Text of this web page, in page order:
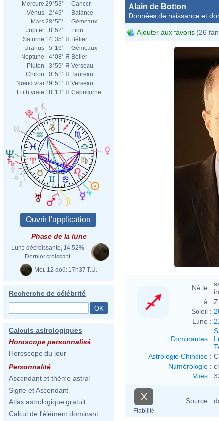
Mercure 29°53'
Cancer
Vénus
2°49'
Balance
Mars 28°50'
Gémeaux
Jupiter
8°52'
Lion
Saturne 14°35' Я Bélier
Uranus
5°16'
Gémeaux
Neptune
4°08' Я Bélier
Pluton
3°59' Я Verseau
Chiron
0°51' Я Taureau
Nœud vrai 29°51' Я Verseau
Lilith vraie 18°13' Я Capricorne
Phase de la lune
Lune décroissante, 14.52%
Dernier croissant
Mer. 12 août 17h37 T.U.
Recherche de célébrité
Calculs astrologiques
Horoscope personnalisé
Horoscope du jour
Personnalité
Ascendant et thème astral
Signe et Ascendant
Atlas astrologique gratuit
Calcul de l'élément dominant
Alain de Botton
Données de naissance et
Ajouter aux favoris (26
Né le :
à :
Soleil :
Lune :
Dominantes :
Astrologie Chinoise :
Numérologie :
Vues :
X
Fiabilité
Source :